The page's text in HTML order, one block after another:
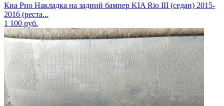
Киа Рио Накладка на задний бампер KIA Rio III (седан) 2015-
2016 (реста...
1 100 руб.